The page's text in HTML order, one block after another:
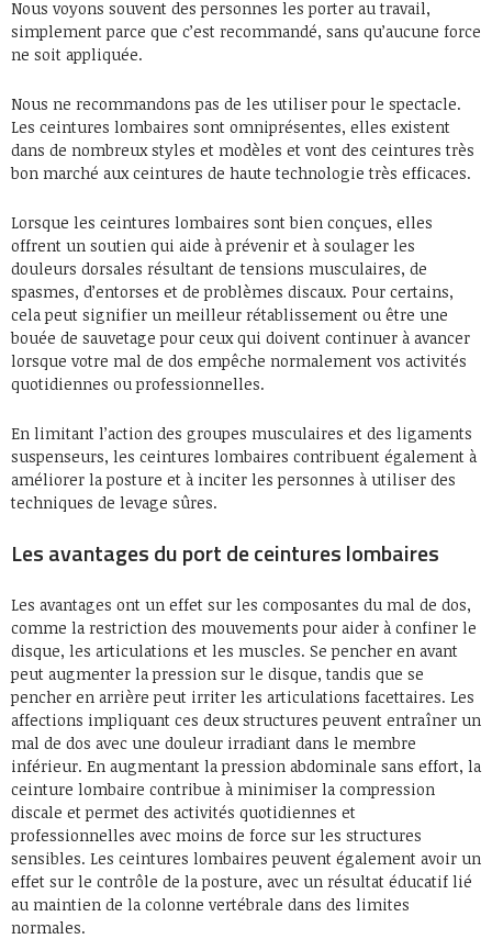
Nous voyons souvent des personnes les porter au travail,
simplement parce que c’est recommandé, sans qu’aucune force
ne soit appliquée.
Nous ne recommandons pas de les utiliser pour le spectacle.
Les ceintures lombaires sont omniprésentes, elles existent
dans de nombreux styles et modèles et vont des ceintures très
bon marché aux ceintures de haute technologie très efficaces.
Lorsque les ceintures lombaires sont bien conçues, elles
offrent un soutien qui aide à prévenir et à soulager les
douleurs dorsales résultant de tensions musculaires, de
spasmes, d’entorses et de problèmes discaux. Pour certains,
cela peut signifier un meilleur rétablissement ou être une
bouée de sauvetage pour ceux qui doivent continuer à avancer
lorsque votre mal de dos empêche normalement vos activités
quotidiennes ou professionnelles.
En limitant l’action des groupes musculaires et des ligaments
suspenseurs, les ceintures lombaires contribuent également à
améliorer la posture et à inciter les personnes à utiliser des
techniques de levage sûres.
Les avantages du port de ceintures lombaires
Les avantages ont un effet sur les composantes du mal de dos,
comme la restriction des mouvements pour aider à confiner le
disque, les articulations et les muscles. Se pencher en avant
peut augmenter la pression sur le disque, tandis que se
pencher en arrière peut irriter les articulations facettaires. Les
affections impliquant ces deux structures peuvent entraîner un
mal de dos avec une douleur irradiant dans le membre
inférieur. En augmentant la pression abdominale sans effort, la
ceinture lombaire contribue à minimiser la compression
discale et permet des activités quotidiennes et
professionnelles avec moins de force sur les structures
sensibles. Les ceintures lombaires peuvent également avoir un
effet sur le contrôle de la posture, avec un résultat éducatif lié
au maintien de la colonne vertébrale dans des limites
normales.